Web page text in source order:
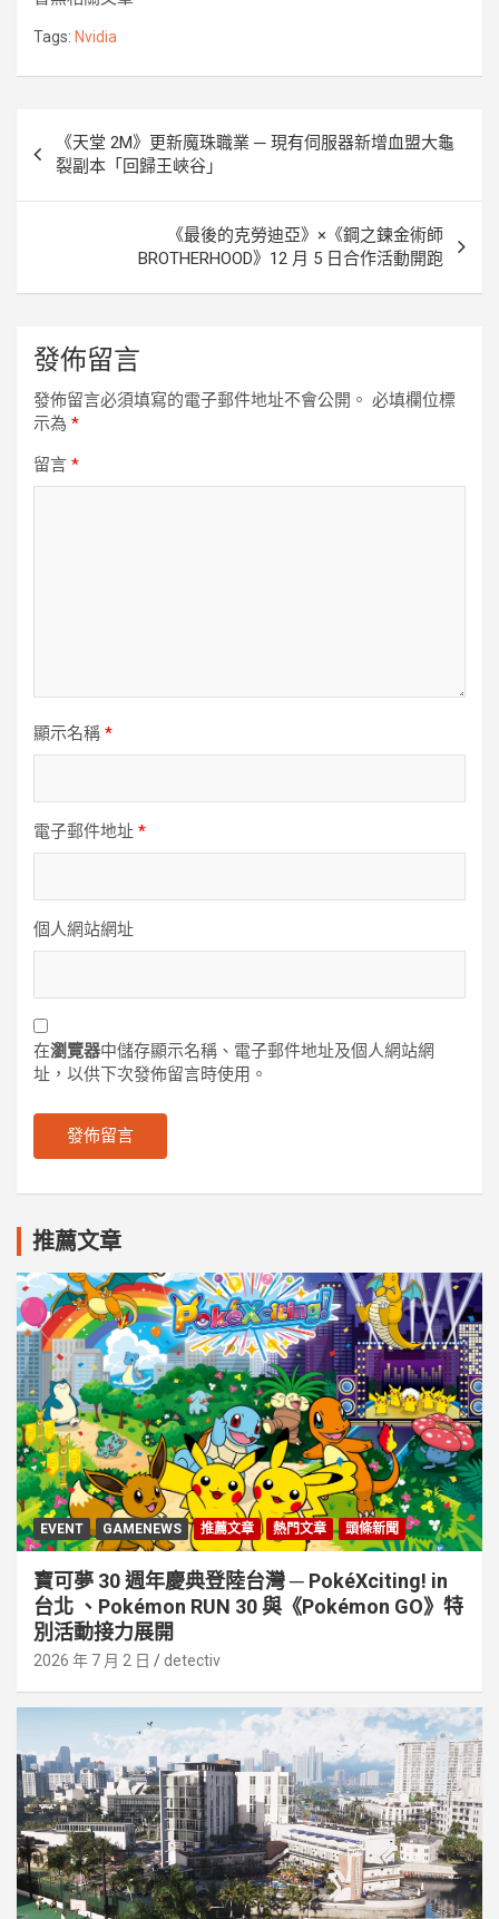
Tags: Nvidia
章
導
《天堂 2M》更新魔珠職業 ─ 現有伺服器新增血盟大龜
裂副本「回歸王峽谷」
《最後的克勞迪亞》×《鋼之鍊金術師
BROTHERHOOD》12 月 5 日合作活動開跑
發佈留言
發佈留言必須填寫的電子郵件地址不會公開。 必填欄位標
示為 *
留言 *
顯示名稱 *
電子郵件地址 *
個人網站網址
在瀏覽器中儲存顯示名稱、電子郵件地址及個人網站網
址，以供下次發佈留言時使用。
推薦文章
EVENT GAMENEWS 推薦文章 熱門文章 頭條新聞
寶可夢 30 週年慶典登陸台灣 ─ PokéXciting! in
台北 、Pokémon RUN 30 與《Pokémon GO》特
別活動接⼒展開
2026 年 7 月 2 日 detectiv